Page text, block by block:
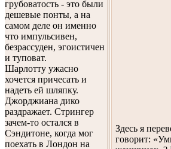
грубоватость - это были
дешевые понты, а на
самом деле он именно
что импульсивен,
безрассуден, эгоистичен
и туповат.
Шарлотту ужасно
хочется причесать и
надеть ей шляпку.
Джорджиана дико
раздражает. Стрингер
зачем-то остался в
Сэндитоне, когда мог
поехать в Лондон на
Здесь я
говорит: